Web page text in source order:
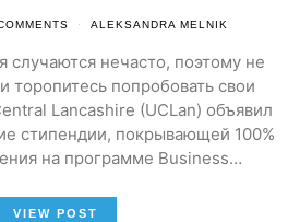
ALEKSANDRA MELNIK
случаются нечасто, поэтому не
торопитесь попробовать свои
Lancashire (UCLan) объявил
стипендии, покрывающей 100%
на программе Business…
VIEW POST